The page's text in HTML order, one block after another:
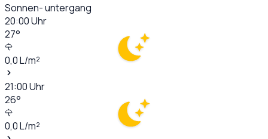
Sonnen- untergang
20:00Uhr
27°
0,0L/m²
21:00Uhr
26°
0,0L/m²